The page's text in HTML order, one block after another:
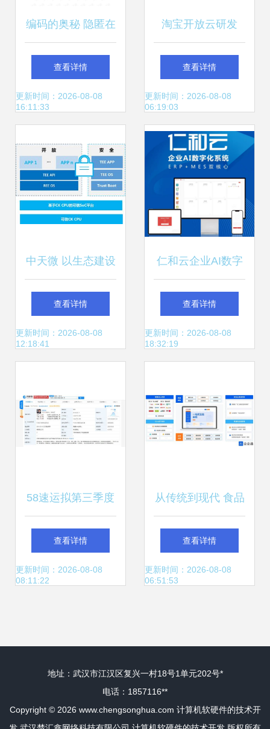
编码的奥秘 隐匿在
计算机背后的软硬
件语言
查看详情
更新时间：2026-08-08
16:11:33
淘宝开放云研发
PaaS新探索 聚石
塔云托管技术引领
计算机软硬件技术
开发创新
查看详情
更新时间：2026-08-08
06:19:03
中天微 以生态建设
为引擎，加速客户
芯片产品开发与计
新
查看详情
更新时间：2026-08-08
12:18:41
仁和云企业AI数字
系统ERP+MES双
核心 中国原创软件
查看详情
更新时间：2026-08-08
18:32:19
58速运拟第三季度
赴港IPO 技术驱动
下的货运服务新篇
查看详情
更新时间：2026-08-08
08:11:22
从传统到现代 食品
餐饮企业供应链数
字化转型的实践路
查看详情
更新时间：2026-08-08
06:51:53
地址：武汉市江汉区复兴一村18号1单元202号*
电话：1857116**
Copyright © 2026 www.chengsonghua.com 计算机软硬件的技术开